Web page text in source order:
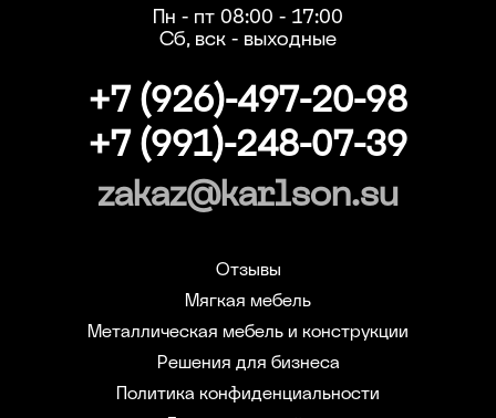
Пн - пт 08:00 - 17:00
Сб, вск - выходные
+7 (926)-497-20-98
+7 (991)-248-07-39
zakaz@karlson.su
Отзывы
Мягкая мебель
Металлическая мебель и конструкции
Решения для бизнеса
Политика конфиденциальности